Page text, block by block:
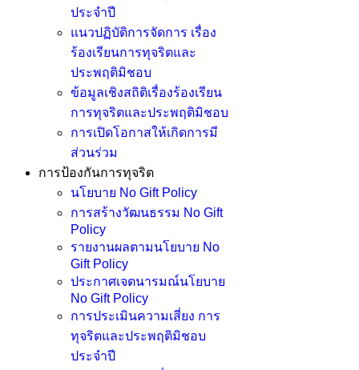
ประจำปี
แนวปฏิบัติการจัดการ เรื่อง
ร้องเรียนการทุจริตและ
ประพฤติมิชอบ
ข้อมูลเชิงสถิติเรื่องร้องเรียน
การทุจริตและประพฤติมิชอบ
การเปิดโอกาสให้เกิดการมี
ส่วนร่วม
การป้องกันการทุจริต
นโยบาย No Gift Policy
การสร้างวัฒนธรรม No Gift
Policy
รายงานผลตามนโยบาย No
Gift Policy
ประกาศเจตนารมณ์นโยบาย
No Gift Policy
การประเมินความเสี่ยง การ
ทุจริตและประพฤติมิชอบ
ประจำปี